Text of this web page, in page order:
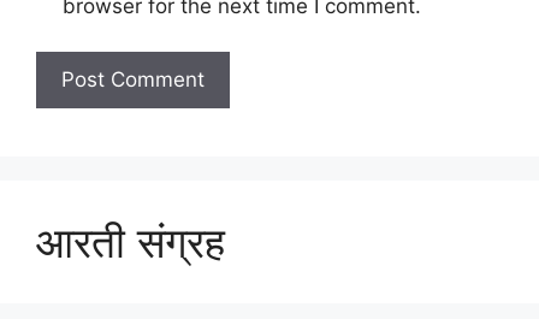
browser for the next time I comment.
आरती संग्रह